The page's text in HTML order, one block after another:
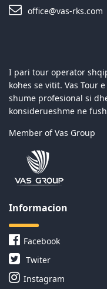
office@vas-rks.com
I pari tour operator
kohes se vitit. Vas Tour
shume profesional si
konsiderueshme ne
Member of Vas Group
Informacion
Facebook
Twiter
Instagram